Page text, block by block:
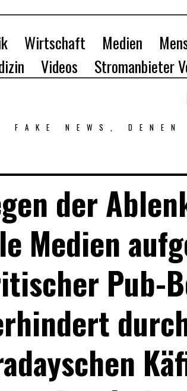
Wirtschaft Medien
Videos Stromanbieter
FAKE NEWS,
der
Medien
Pub-